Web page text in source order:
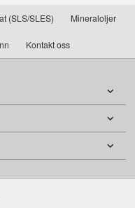
(SLS/SLES) Mineraloljer
Kontakt oss